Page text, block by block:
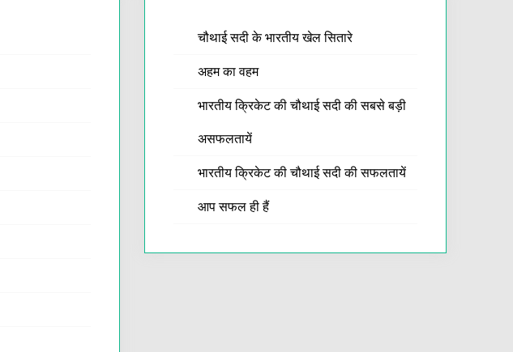
चौथाई सदी के भारतीय खेल सितारे
अहम का वहम
भारतीय क्रिकेट की चौथाई सदी की सबसे बड़ी
असफलतायें
भारतीय क्रिकेट की चौथाई सदी की सफलतायें
आप सफल ही हैं